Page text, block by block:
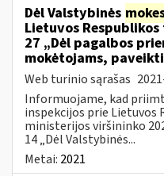
Dėl Valstybinės
Lietuvos
27 „Dėl pagalbos
mokėtojams,
Web turinio sąrašas
Informuojame, kad
inspekcijos prie Lietuvos
ministerijos viršininko
14 „Dėl Valstybinės...
Metai: 2021